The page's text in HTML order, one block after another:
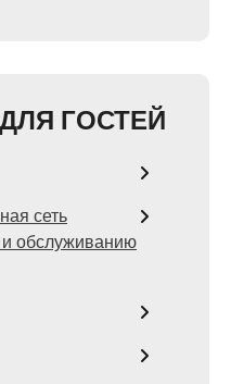
ГОСТЕЙ
сеть
обслуживанию